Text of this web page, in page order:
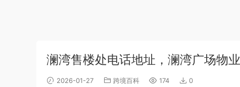
澜湾售楼处电话地址，澜湾广场物
2026-01-27 跨境百科 174 0